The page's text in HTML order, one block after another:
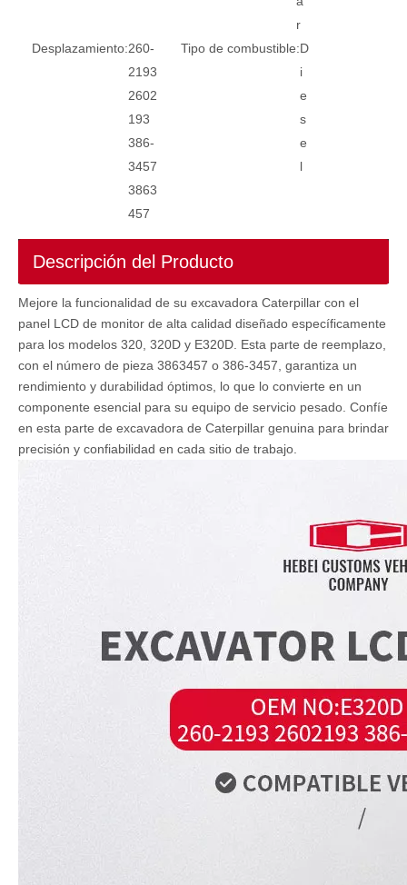
r
Desplazamiento:260-
2193
2602
193
386-
3457
3863
457
Tipo de combustible:D
i
e
s
e
l
Descripción del Producto
Mejore la funcionalidad de su excavadora Caterpillar con el
panel LCD de monitor de alta calidad diseñado específicamente
para los modelos 320, 320D y E320D. Esta parte de reemplazo,
con el número de pieza 3863457 o 386-3457, garantiza un
rendimiento y durabilidad óptimos, lo que lo convierte en un
componente esencial para su equipo de servicio pesado. Confíe
en esta parte de excavadora de Caterpillar genuina para brindar
precisión y confiabilidad en cada sitio de trabajo.